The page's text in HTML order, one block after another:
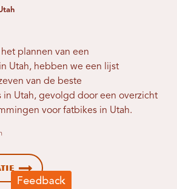
plannen van een
Utah, hebben we een lijst
van de beste
in Utah, gevolgd door een overzicht
voor fatbikes in Utah.